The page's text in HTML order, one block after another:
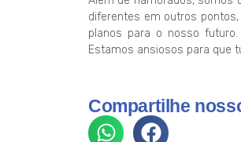
diferentes em outros
planos para o nosso
Estamos ansiosos para que
Compartilhe